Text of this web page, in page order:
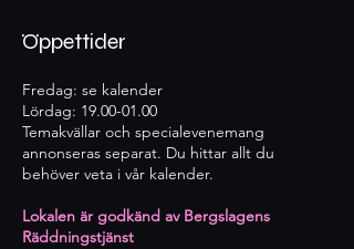
Öppettider
Fredag: se kalender
Lördag: 19.00-01.00
Temakvällar och specialevenemang
annonseras separat. Du hittar allt du
behöver veta i vår kalender.
Lokalen är godkänd av Bergslagens
Räddningstjänst